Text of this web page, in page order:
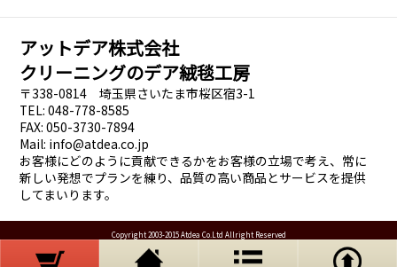
アットデア株式会社
クリーニングのデア絨毯工房
〒338-0814 埼玉県さいたま市桜区宿3-1
TEL: 048-778-8585
FAX: 050-3730-7894
Mail: info@atdea.co.jp
お客様にどのように貢献できるかをお客様の立場で考え、常に
新しい発想でプランを練り、品質の高い商品とサービスを提供
してまいります。
Copyright 2003-2015 Atdea Co.Ltd Allright Reserved